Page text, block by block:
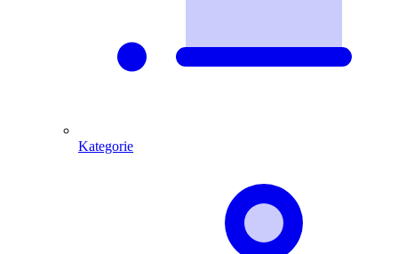
Kategorie